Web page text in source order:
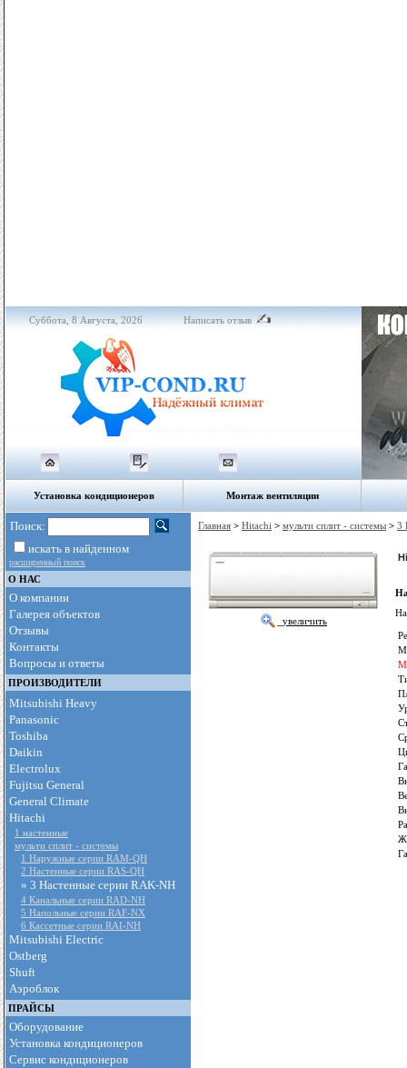
Суббота, 8 Августа, 2026 Написать отзыв
Установка кондиционеров Монтаж вентиляции
Поиск:
искать в найденном
расширенный поиск
О НАС
О компании
Галерея объектов
Отзывы
Контакты
Вопросы и ответы
ПРОИЗВОДИТЕЛИ
Mitsubishi Heavy
Panasonic
Toshiba
Daikin
Electrolux
Fujitsu General
General Climate
Hitachi
1 настенные
мульти сплит - системы
1 Наружные серии RAM-QH
2 Настенные серии RAS-QH
» 3 Настенные серии RAK-NH
4 Канальные серии RAD-NH
5 Напольные серии RAF-NX
6 Кассетные серии RAI-NH
Mitsubishi Electric
Ostberg
Shuft
Аэроблок
ПРАЙСЫ
Оборудование
Установка кондиционеров
Сервис кондиционеров
Главная > Hitachi > мульти сплит - системы > 3
увеличить